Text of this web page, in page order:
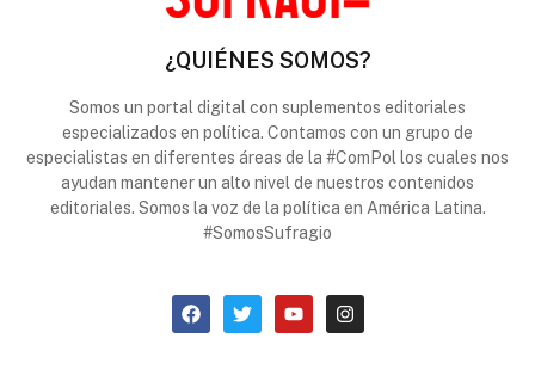
¿QUIÉNES SOMOS?
Somos un portal digital con suplementos editoriales
especializados en política. Contamos con un grupo de
especialistas en diferentes áreas de la #ComPol los cuales nos
ayudan mantener un alto nivel de nuestros contenidos
editoriales. Somos la voz de la política en América Latina.
#SomosSufragio